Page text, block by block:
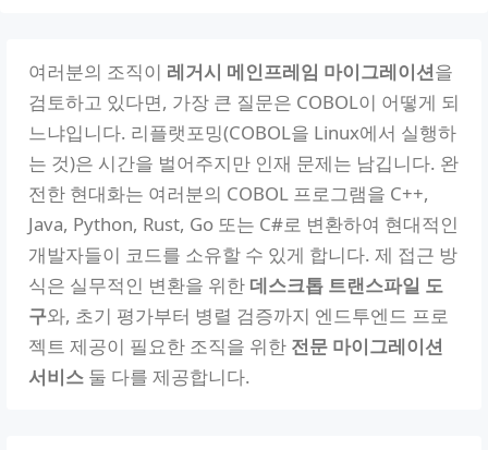
여러분의 조직이 레거시 메인프레임 마이그레이션을
검토하고 있다면, 가장 큰 질문은 COBOL이 어떻게 되
느냐입니다. 리플랫포밍(COBOL을 Linux에서 실행하
는 것)은 시간을 벌어주지만 인재 문제는 남깁니다. 완
전한 현대화는 여러분의 COBOL 프로그램을 C++,
Java, Python, Rust, Go 또는 C#로 변환하여 현대적인
개발자들이 코드를 소유할 수 있게 합니다. 제 접근 방
식은 실무적인 변환을 위한 데스크톱 트랜스파일 도
구와, 초기 평가부터 병렬 검증까지 엔드투엔드 프로
젝트 제공이 필요한 조직을 위한 전문 마이그레이션
서비스 둘 다를 제공합니다.